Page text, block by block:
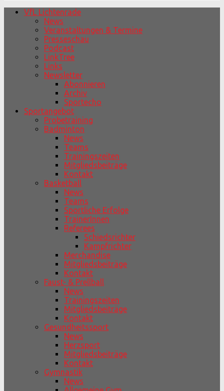
VfL Lichtenrade
News
Veranstaltungen & Termine
Presseschau
Podcast
LinkTree
Links
Newsletter
Abonnieren
Archiv
Sportecho
Sportangebot
Probetraining
Badminton
News
Teams
Trainingszeiten
Mitgliedsbeiträge
Kontakt
Basketball
News
Teams
Sportliche Erfolge
TrainerInnen
Referees
Schiedsrichter
Kampfrichter
Merchandise
Mitgliedsbeiträge
Kontakt
Faust- & Prellball
News
Trainingszeiten
Mitgliedsbeiträge
Kontakt
Gesundheitssport
News
Herzsport
Mitgliedsbeiträge
Kontakt
Gymnastik
News